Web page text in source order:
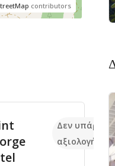
contributors
Δεν
αξιολογήσεις